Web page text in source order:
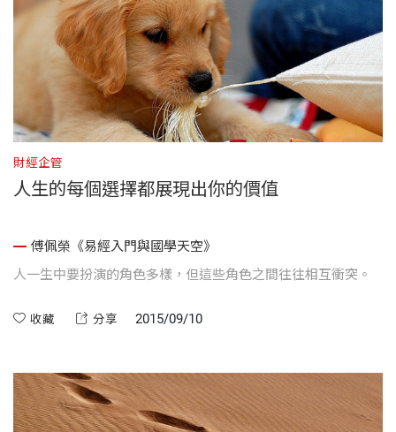
財經企管
人生的每個選擇都展現出你的價值
傅佩榮《易經入門與國學天空》
人一生中要扮演的角色多樣，但這些角色之間往往相互衝突。
收藏 分享 2015/09/10